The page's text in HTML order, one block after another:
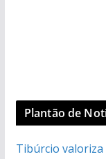
Plantão de
Tibúrcio